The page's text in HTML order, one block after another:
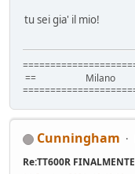
tu sei gia' il mio!
== Milano
Cunningham
Re:TT600R